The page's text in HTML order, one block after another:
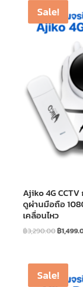
Sale!
Ajiko 4G CCTV
ดูผ่านมือถือ
เคลื่อนไหว
฿3,290.00Original
฿
฿
Sale!